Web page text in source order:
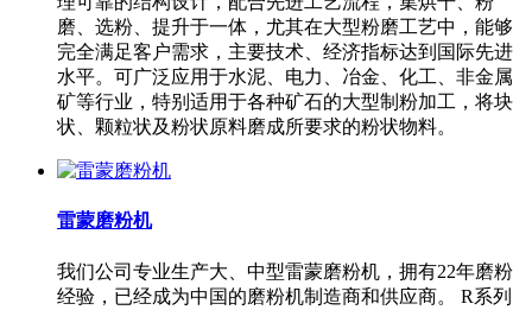
磨、选粉、提升于一体，尤其在大型粉磨工艺中，能够
完全满足客户需求，主要技术、经济指标达到国际先进
水平。可广泛应用于水泥、电力、冶金、化工、非金属
矿等行业，特别适用于各种矿石的大型制粉加工，将块
状、颗粒状及粉状原料磨成所要求的粉状物料。
雷蒙磨粉机
我们公司专业生产大、中型雷蒙磨粉机，拥有22年磨粉
经验，已经成为中国的磨粉机制造商和供应商。 R系列